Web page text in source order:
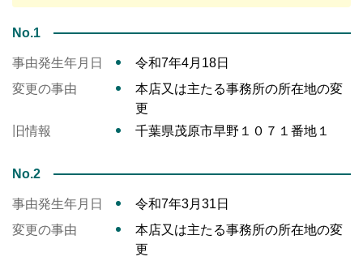
No.1
事由発生年月日
令和7年4月18日
変更の事由
本店又は主たる事務所の所在地の変
更
旧情報
千葉県茂原市早野１０７１番地１
No.2
事由発生年月日
令和7年3月31日
変更の事由
本店又は主たる事務所の所在地の変
更